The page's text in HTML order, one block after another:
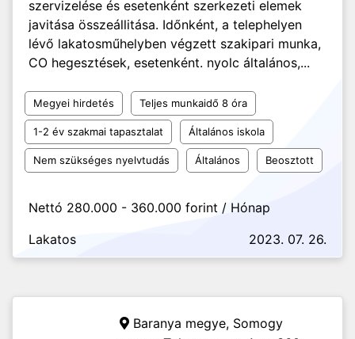
szervizelése és esetenként szerkezeti elemek
javitása összeállitása. Időnként, a telephelyen
lévő lakatosműhelyben végzett szakipari munka,
CO hegesztések, esetenként. nyolc általános,...
Megyei hirdetés Teljes munkaidő 8 óra
1-2 év szakmai tapasztalat Általános iskola
Nem szükséges nyelvtudás Általános Beosztott
Nettó 280.000 - 360.000 forint / Hónap
Lakatos
2023. 07. 26.
Baranya megye, Somogy